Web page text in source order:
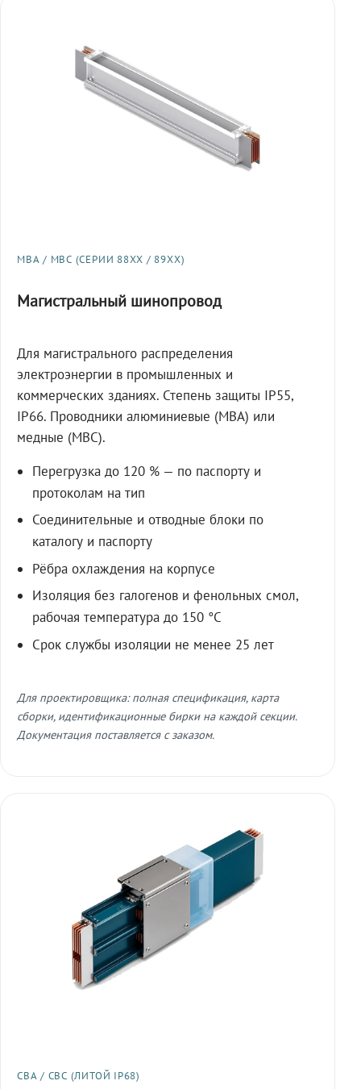
МВА / МВС (СЕРИИ 88XX / 89XX)
Магистральный шинопровод
Для магистрального распределения
электроэнергии в промышленных и
коммерческих зданиях. Степень защиты IP55,
IP66. Проводники алюминиевые (МВА) или
медные (МВС).
Перегрузка до 120 % — по паспорту и
протоколам на тип
Соединительные и отводные блоки по
каталогу и паспорту
Рёбра охлаждения на корпусе
Изоляция без галогенов и фенольных смол,
рабочая температура до 150 °C
Срок службы изоляции не менее 25 лет
Для проектировщика: полная спецификация, карта
сборки, идентификационные бирки на каждой секции.
Документация поставляется с заказом.
СВА / СВС (ЛИТОЙ IP68)